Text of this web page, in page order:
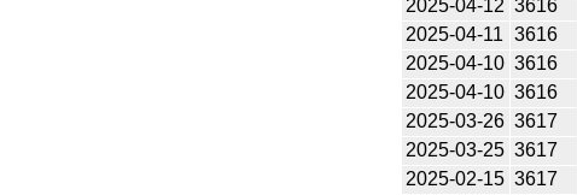
2025-04-12 3616
2025-04-11 3616
2025-04-10 3616
2025-04-10 3616
2025-03-26 3617
2025-03-25 3617
2025-02-15 3617